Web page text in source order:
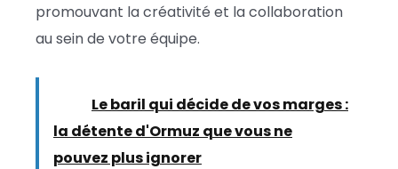
promouvant la créativité et la collaboration
au sein de votre équipe.
Le baril qui décide de vos marges :
la détente d'Ormuz que vous ne
pouvez plus ignorer